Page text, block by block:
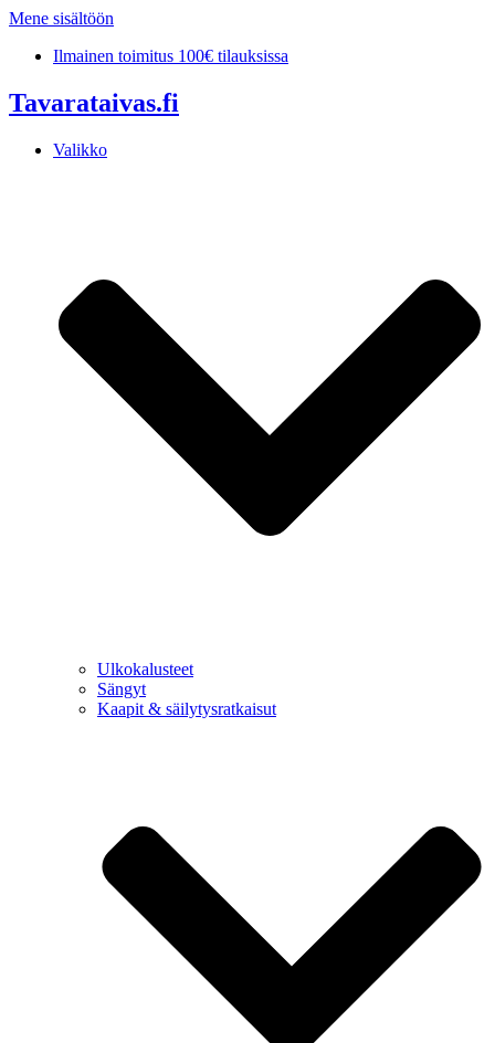
Mene sisältöön
Ilmainen toimitus 100€ tilauksissa
Tavarataivas.fi
Valikko
Ulkokalusteet
Sängyt
Kaapit & säilytysratkaisut